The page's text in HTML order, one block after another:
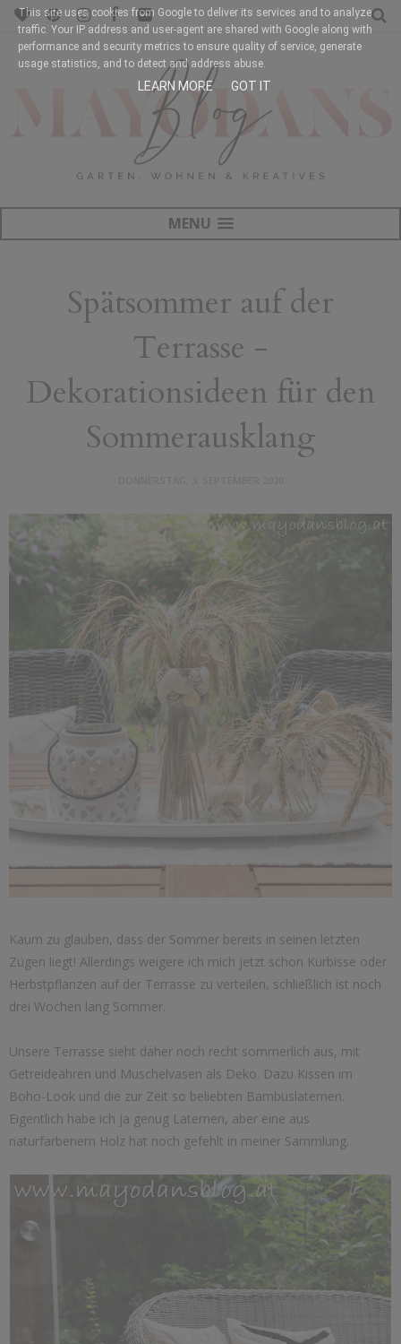
MENU
Spätsommer auf der
Terrasse -
Dekorationsideen für den
Sommerausklang
Kaum zu glauben, dass der Sommer bereits in seinen letzten
Zügen liegt! Allerdings weigere ich mich jetzt schon Kürbisse oder
Herbstpflanzen auf der Terrasse zu verteilen, schließlich ist noch
drei Wochen lang Sommer.
Unsere Terrasse sieht daher noch recht sommerlich aus, mit
Getreideähren und Muschelvasen als Deko. Dazu Kissen im
Boho-Look und die zur Zeit so beliebten Bambuslaternen.
Eigentlich habe ich ja genug Laternen, aber eine aus
naturfarbenem Holz hat noch gefehlt in meiner Sammlung.
This site uses cookies from Google to deliver its services and to analyze
traffic. Your IP address and user-agent are shared with Google along with
performance and security metrics to ensure quality of service, generate
usage statistics, and to detect and address abuse.
LEARN MORE GOT IT